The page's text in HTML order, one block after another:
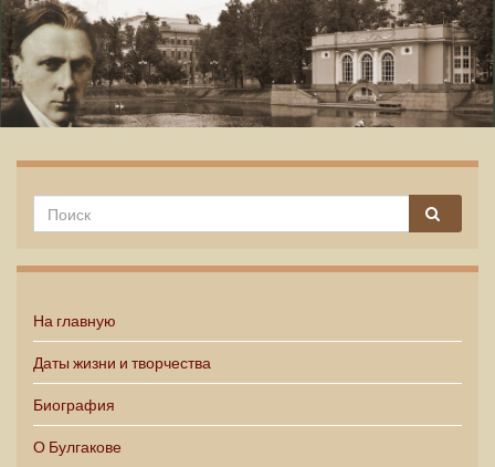
На главную
Даты жизни и творчества
Биография
О Булгакове